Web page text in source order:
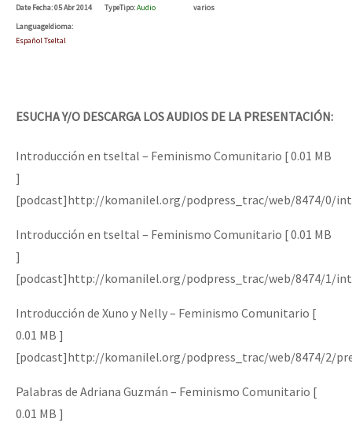
DateFecha: 05 Abr 2014 TypeTipo:Audio
varios
LanguageIdioma:
Español Tseltal
ESUCHA Y/O DESCARGA LOS AUDIOS DE LA PRESENTACIÓN:
Introducción en tseltal – Feminismo Comunitario [ 0.01 MB
]
[podcast]http://komanilel.org/podpress_trac/web/8474/0/
Introducción en tseltal – Feminismo Comunitario [ 0.01 MB
]
[podcast]http://komanilel.org/podpress_trac/web/8474/1/
Introducción de Xuno y Nelly – Feminismo Comunitario [
0.01 MB ]
[podcast]http://komanilel.org/podpress_trac/web/8474/2/
Palabras de Adriana Guzmán – Feminismo Comunitario [
0.01 MB ]